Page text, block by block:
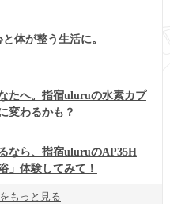
体が整う生活に。
たへ。指宿uluruの水素カプ
変わるかも？
なら、指宿uluruのAP35H
」体験してみて！
もっと見る